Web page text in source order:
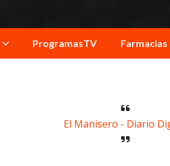
ProgramasTV Farmacias
El Manisero - Diario